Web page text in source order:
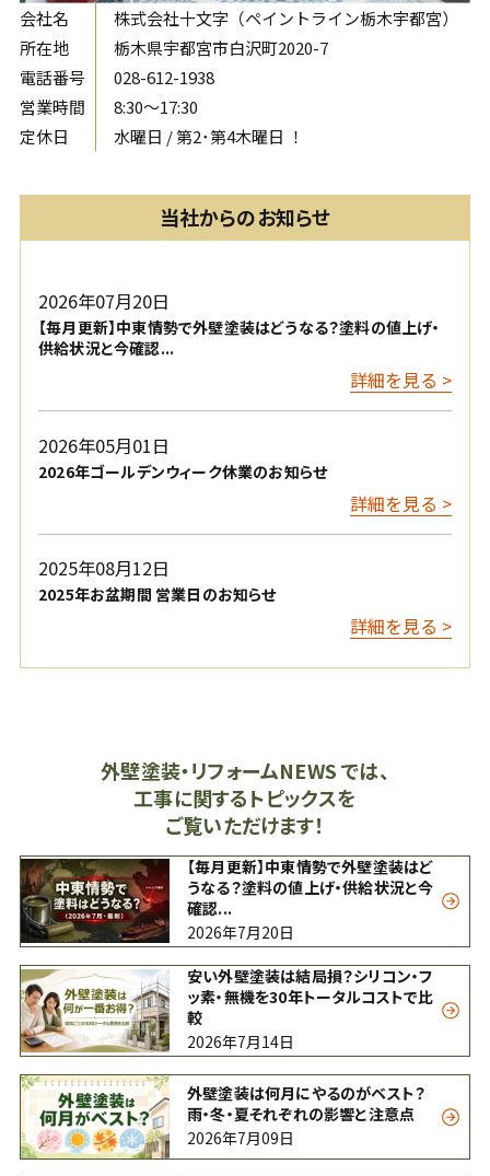
会社名
株式会社十文字（ペイントライン栃木宇都宮）
所在地
栃木県宇都宮市白沢町2020-7
電話番号
028-612-1938
営業時間
8:30〜17:30
定休日
水曜日 / 第2･第4木曜日 ！
当社からのお知らせ
2026年07月20日
【毎月更新】中東情勢で外壁塗装はどうなる？塗料の値上げ・
供給状況と今確認...
詳細を見る >
2026年05月01日
2026年ゴールデンウィーク休業のお知らせ
詳細を見る >
2025年08月12日
2025年お盆期間 営業日のお知らせ
詳細を見る >
外壁塗装・リフォームNEWS では、
工事に関するトピックスを
ご覧いただけます！
【毎月更新】中東情勢で外壁塗装はど
うなる？塗料の値上げ・供給状況と今
確認...
2026年7月20日
安い外壁塗装は結局損？シリコン・フ
ッ素・無機を30年トータルコストで比
較
2026年7月14日
外壁塗装は何月にやるのがベスト？
雨・冬・夏それぞれの影響と注意点
2026年7月09日